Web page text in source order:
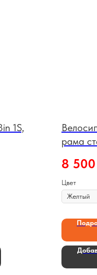
1S,
рама
8 500
Цвет